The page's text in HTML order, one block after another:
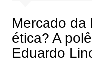
Mercado da
ética? A
Eduardo